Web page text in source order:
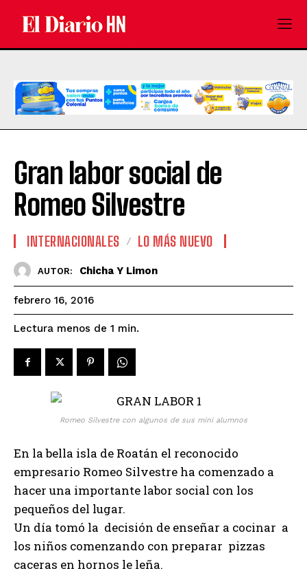
Gran labor social de
Romeo Silvestre
INTERNACIONALES LO MÁS NUEVO
AUTOR: Chicha Y Limon
febrero 16, 2016
Lectura menos de 1 min.
Romeo Silvestre con algunos de sus mini alumnos
En la bella isla de Roatán el reconocido
empresario Romeo Silvestre ha comenzado a
hacer una importante labor social con los
pequeños del lugar.
Un día tomó la decisión de enseñar a cocinar a
los niños comenzando con preparar pizzas
caceras en hornos le leña.